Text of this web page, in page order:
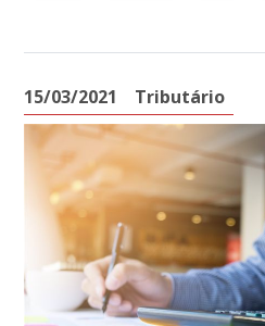
15/03/2021 Tributário